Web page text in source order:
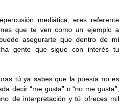
mediática, eres referente
que te ven como un ejemplo a
asegurarte que dentro de mi
gente que sigue con interés tu
tú ya sabes que la poesía no es
decir “me gusta” o “no me gusta”,
de interpretación y tú ofreces mil